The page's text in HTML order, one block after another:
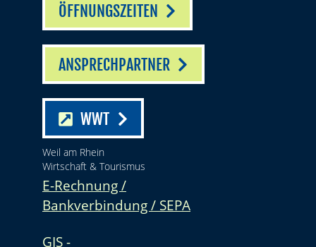
ÖFFNUNGSZEITEN
ANSPRECHPARTNER
WWT
Weil am Rhein
Wirtschaft & Tourismus
E-Rechnung /
Bankverbindung / SEPA
GIS -